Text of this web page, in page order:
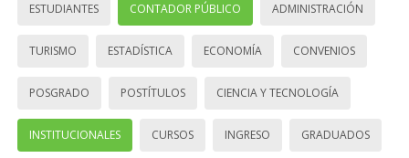
ESTUDIANTES CONTADOR PÚBLICO ADMINISTRACIÓN
TURISMO ESTADÍSTICA ECONOMÍA CONVENIOS
POSGRADO POSTÍTULOS CIENCIA Y TECNOLOGÍA
INSTITUCIONALES CURSOS INGRESO GRADUADOS